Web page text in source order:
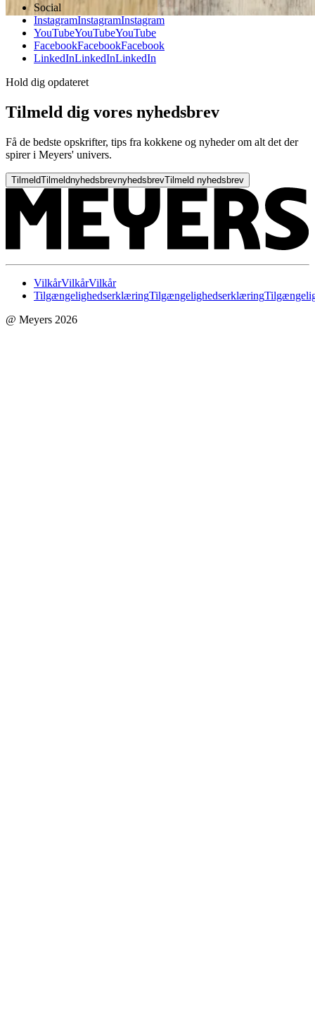
Social
InstagramInstagramInstagram
YouTubeYouTubeYouTube
FacebookFacebookFacebook
LinkedInLinkedInLinkedIn
Hold dig opdateret
Tilmeld dig vores nyhedsbrev
Få de bedste opskrifter, tips fra kokkene og nyheder om alt det der
spirer i Meyers' univers.
TilmeldTilmeldnyhedsbrevnyhedsbrevTilmeld nyhedsbrev
VilkårVilkårVilkår
TilgængelighedserklæringTilgængelighedserklæring
@ Meyers 2026